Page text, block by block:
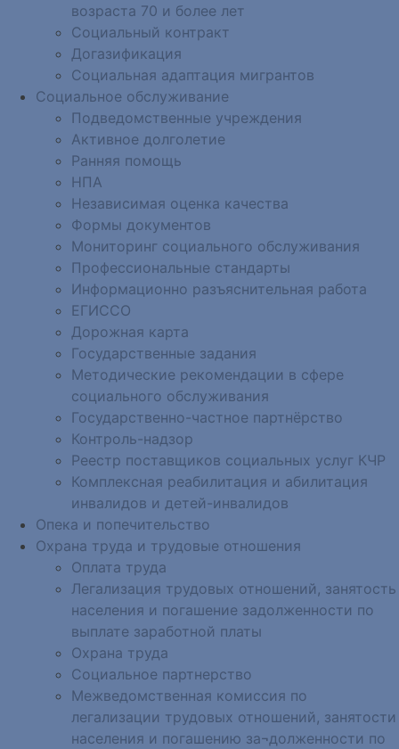
возраста 70 и более лет
Социальный контракт
Догазификация
Социальная адаптация мигрантов
Социальное обслуживание
Подведомственные учреждения
Активное долголетие
Ранняя помощь
НПА
Независимая оценка качества
Формы документов
Мониторинг социального обслуживания
Профессиональные стандарты
Информационно разъяснительная работа
ЕГИССО
Дорожная карта
Государственные задания
Методические рекомендации в сфере
социального обслуживания
Государственно-частное партнёрство
Контроль-надзор
Реестр поставщиков социальных услуг КЧР
Комплексная реабилитация и абилитация
инвалидов и детей-инвалидов
Опека и попечительство
Охрана труда и трудовые отношения
Оплата труда
Легализация трудовых отношений, занятость
населения и погашение задолженности по
выплате заработной платы
Охрана труда
Социальное партнерство
Межведомственная комиссия по
легализации трудовых отношений, занятости
населения и погашению за¬долженности по